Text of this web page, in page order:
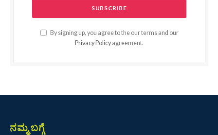
By signing up, you agree to the our terms and our
Privacy Policy agreement.
ನಮ್ಮ ಬಗ್ಗೆ